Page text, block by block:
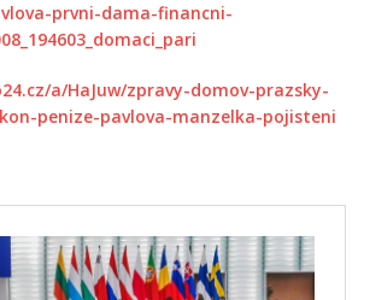
prvni-dama-financni-
a/HaJuw/zpravy-domov-prazsky-
penize-pavlova-manzelka-pojisteni